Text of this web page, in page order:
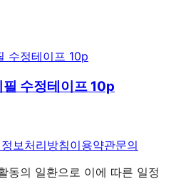
수정테이프 10p
보처리방침이용약관문의
동의 일환으로 이에 따른 일정